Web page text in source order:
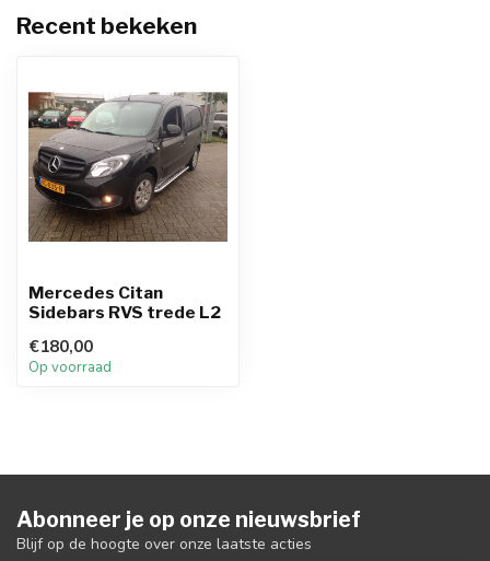
Recent bekeken
Mercedes Citan
Sidebars RVS trede L2
€180,00
Op voorraad
Abonneer je op onze nieuwsbrief
Blijf op de hoogte over onze laatste acties